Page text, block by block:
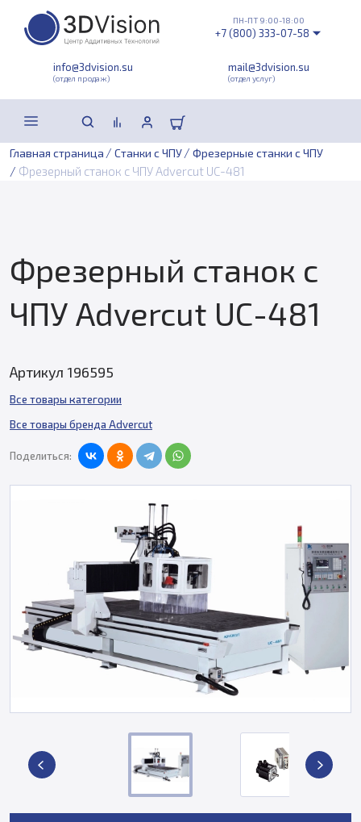
info@3dvision.su
(отдел продаж)
mail@3dvision.su
(отдел услуг)
ПН-ПТ 9:00-18:00
+7 (800) 333-07-58
Главная страница / Станки с ЧПУ/ Фрезерные станки с ЧПУ
/ Фрезерный станок с ЧПУ Advercut UС-481
Фрезерный станок с
ЧПУ Advercut UС-481
Артикул 196595
Все товары категории
Все товары бренда Advercut
Поделиться: